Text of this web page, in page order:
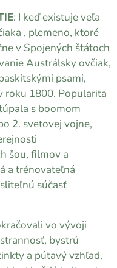
: I keď existuje veľa
, plemeno, ktoré
v Spojených štátoch
Austrálsky ovčiak,
psami,
roku 1800. Popularita
s boomom
2. svetovej vojne,
šou, filmov a
a trénovateľná
súčasť
vo vývoji
bystrú
a pútavý vzhľad,